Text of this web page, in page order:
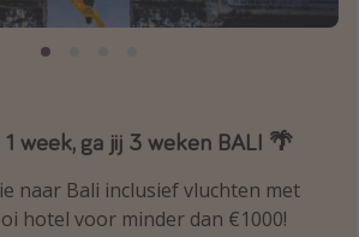
week, ga jij 3 weken BALI 🌴
naar Bali inclusief vluchten met
hotel voor minder dan €1000!